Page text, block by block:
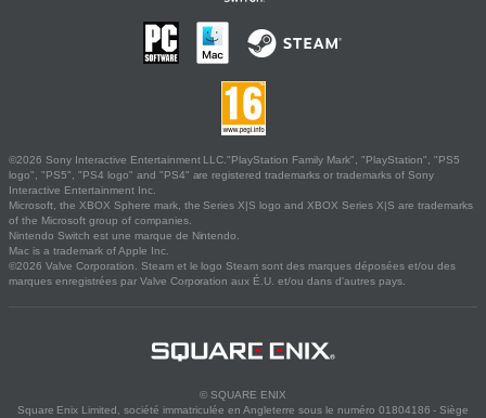
©2026 Sony Interactive Entertainment LLC."PlayStation Family Mark", "PlayStation", "PS5
logo", "PS5", "PS4 logo" and "PS4" are registered trademarks or trademarks of Sony
Interactive Entertainment Inc.
Microsoft, the XBOX Sphere mark, the Series X|S logo and XBOX Series X|S are trademarks
of the Microsoft group of companies.
Nintendo Switch est une marque de Nintendo.
Mac is a trademark of Apple Inc.
©2026 Valve Corporation. Steam et le logo Steam sont des marques déposées et/ou des
marques enregistrées par Valve Corporation aux É.U. et/ou dans d'autres pays.
© SQUARE ENIX
Square Enix Limited, société immatriculée en Angleterre sous le numéro 01804186 - Siège